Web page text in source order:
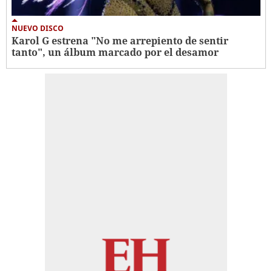
NUEVO DISCO
Karol G estrena "No me arrepiento de sentir
tanto", un álbum marcado por el desamor